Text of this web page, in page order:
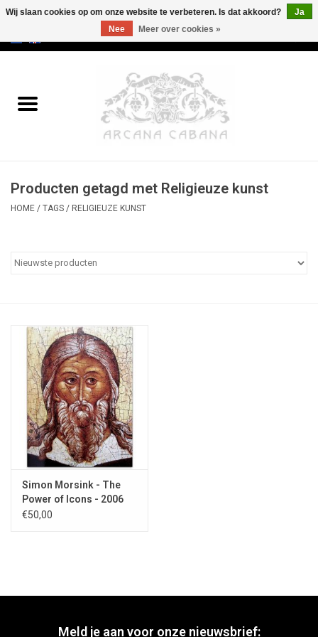
Oud & Zeldzaam
Erotica
Categorieën
Producten getagd met Religieuze kunst
HOME / TAGS / RELIGIEUZE KUNST
Simon Morsink - The
Power of Icons - 2006
€50,00
Meld je aan voor onze nieuwsbrief:
Wij slaan cookies op om onze website te verbeteren. Is dat akkoord?
Ja
Nee
Meer over cookies »